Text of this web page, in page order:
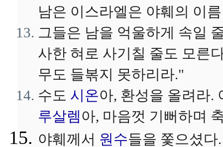
남은 이스라엘은 야훼의 이
그들은 남을 억울하게 속일
사한 혀로 사기칠 줄도 모른
무도 들볶지 못하리라."
수도 시온아, 환성을 올려라.
루살렘아, 마음껏 기뻐하며
야훼께서 원수들을 쫓으셨